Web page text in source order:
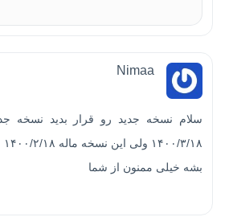
Nimaa
بشه خیلی ممنون از شما